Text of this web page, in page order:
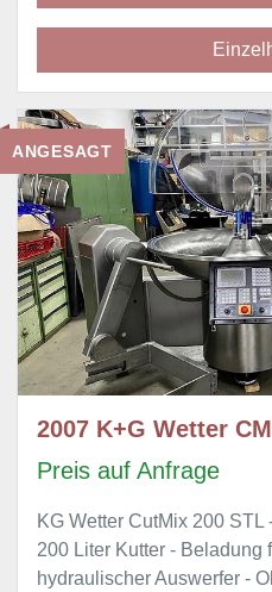
ANGESAGT
2007 K+G Wetter
Preis auf Anfrage
KG Wetter CutMix 200
200 Liter Kutter - Beladung
hydraulischer Auswerfer -